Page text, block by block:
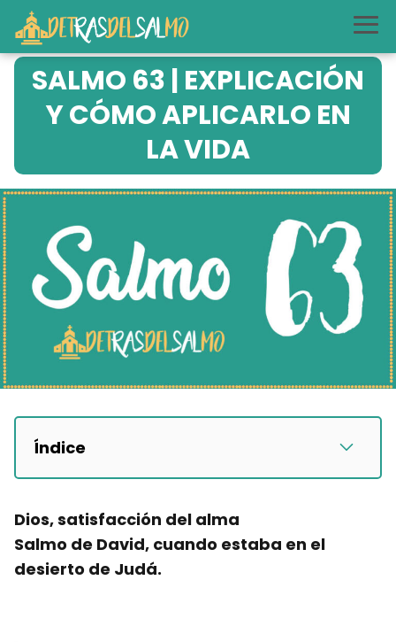
SALMO 63 | EXPLICACIÓN
Y CÓMO APLICARLO EN
LA VIDA
Índice
Dios, satisfacción del alma
Salmo de David, cuando estaba en el
desierto de Judá.